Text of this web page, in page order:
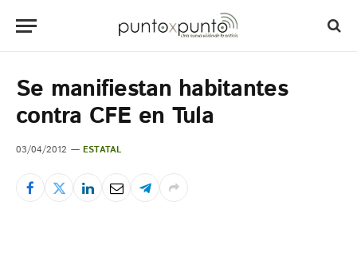
Se manifiestan habitantes
contra CFE en Tula
03/04/2012 ESTATAL